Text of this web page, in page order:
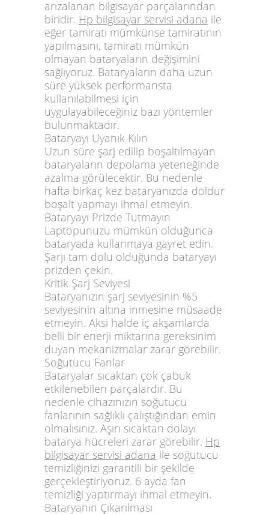
arızalanan bilgisayar parçalarından
biridir. Hp bilgisayar servisi adana ile
eğer tamiratı mümkünse tamiratının
yapılmasını, tamiratı mümkün
olmayan bataryaların değişimini
sağlıyoruz. Bataryaların daha uzun
süre yüksek performansta
kullanılabilmesi için
uygulayabileceğiniz bazı yöntemler
bulunmaktadır.
Bataryayı Uyanık Kılın
Uzun süre şarj edilip boşaltılmayan
bataryaların depolama yeteneğinde
azalma görülecektir. Bu nedenle
hafta birkaç kez bataryanızda doldur
boşalt yapmayı ihmal etmeyin.
Bataryayı Prizde Tutmayın
Laptopunuzu mümkün olduğunca
bataryada kullanmaya gayret edin.
Şarjı tam dolu olduğunda bataryayı
prizden çekin.
Kritik Şarj Seviyesi
Bataryanızın şarj seviyesinin %5
seviyesinin altına inmesine müsaade
etmeyin. Aksi halde iç akşamlarda
belli bir enerji miktarına gereksinim
duyan mekanizmalar zarar görebilir.
Soğutucu Fanlar
Bataryalar sıcaktan çok çabuk
etkilenebilen parçalardır. Bu
nedenle cihazınızın soğutucu
fanlarının sağlıklı çalıştığından emin
olmalısınız. Aşırı sıcaktan dolayı
batarya hücreleri zarar görebilir. Hp
bilgisayar servisi adana ile soğutucu
temizliğinizi garantili bir şekilde
gerçekleştiriyoruz. 6 ayda fan
temizliği yaptırmayı ihmal etmeyin.
Bataryanın Çıkarılması